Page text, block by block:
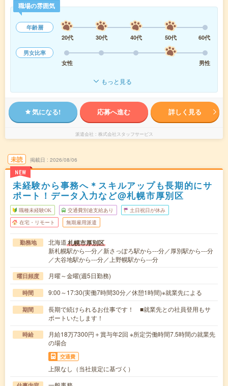
職場の雰囲気
年齢層
20代
30代 40代 50代
60代
男女比率
女性
男性
もっと見る
気になる! 応募へ進む 詳しく見る
派遣会社 株式会社スタッフサービス
未読
NEW
掲載日 2026/08/06
未経験から事務へ＊スキルアップも長期的にサ
ポート！データ入力など@札幌市厚別区
職種未経験OK 交通費別途支給あり 土日祝日が休み
在宅・リモート 無期雇用派遣
勤務地 北海道札幌市厚別区
新札幌駅から---分／新さっぽろ駅から---分／厚別駅から---分
／大谷地駅から---分／上野幌駅から---分
曜日頻度 月曜～金曜(週5日勤務)
時間 9:00～17:30(実働7時間30分／休憩1時間)※就業先による
期間
長期で続けられるお仕事です！ ■就業先との社員登用もサ
ポートいたします！
時給
月給18万7300円＋賞与年2回 ※所定労働時間7.5時間の就業先
の場合
交通費
上限なし（当社規定に基づく）